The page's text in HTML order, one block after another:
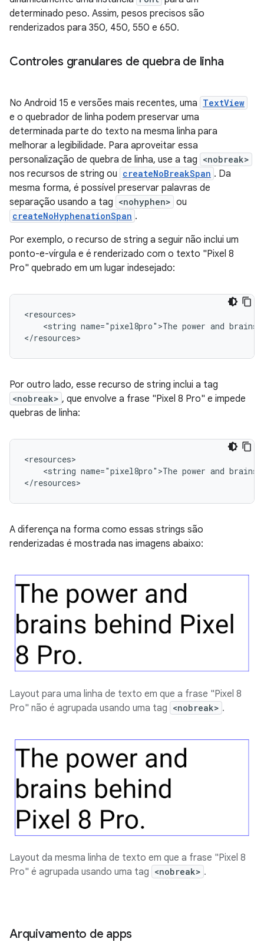
determinado peso. Assim, pesos precisos são
renderizados para 350, 450, 550 e 650.
Controles granulares de quebra de linha
No Android 15 e versões mais recentes, uma TextView
e o quebrador de linha podem preservar uma
determinada parte do texto na mesma linha para
melhorar a legibilidade. Para aproveitar essa
personalização de quebra de linha, use a tag <nobreak>
nos recursos de string ou createNoBreakSpan . Da
mesma forma, é possível preservar palavras de
separação usando a tag <nohyphen> ou
createNoHyphenationSpan .
Por exemplo, o recurso de string a seguir não inclui um
ponto-e-vírgula e é renderizado com o texto "Pixel 8
Pro" quebrado em um lugar indesejado:
<string name="pixel8pro">The power and brains
Por outro lado, esse recurso de string inclui a tag
<nobreak> , que envolve a frase "Pixel 8 Pro" e impede
quebras de linha:
<string name="pixel8pro">The power and brains
A diferença na forma como essas strings são
renderizadas é mostrada nas imagens abaixo:
Layout para uma linha de texto em que a frase "Pixel 8
Pro" não é agrupada usando uma tag <nobreak> .
Layout da mesma linha de texto em que a frase "Pixel 8
Pro" é agrupada usando uma tag <nobreak> .
Arquivamento de apps